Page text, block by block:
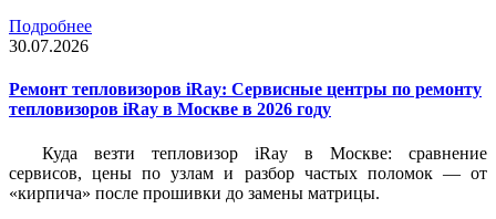
Подробнее
30.07.2026
Ремонт тепловизоров iRay: Сервисные центры по ремонту
тепловизоров iRay в Москве в 2026 году
Куда везти тепловизор iRay в Москве: сравнение
сервисов, цены по узлам и разбор частых поломок — от
«кирпича» после прошивки до замены матрицы.